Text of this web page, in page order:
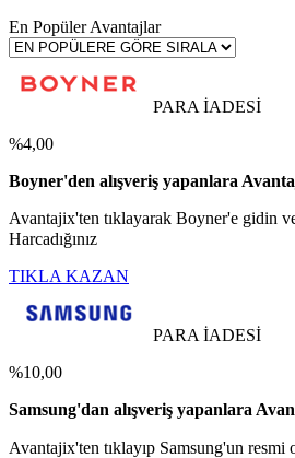
En Popüler Avantajlar
PARA İADESİ
%4,00
Boyner'den alışveriş yapanlara
Avantajix'ten tıklayarak Boyner'e gidin
Harcadığınız
TIKLA KAZAN
PARA İADESİ
%10,00
Samsung'dan alışveriş yapanlara
Avantajix'ten tıklayıp Samsung'un resmi